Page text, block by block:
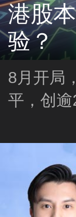
港股
验？
8月开局
平，创
勇？业